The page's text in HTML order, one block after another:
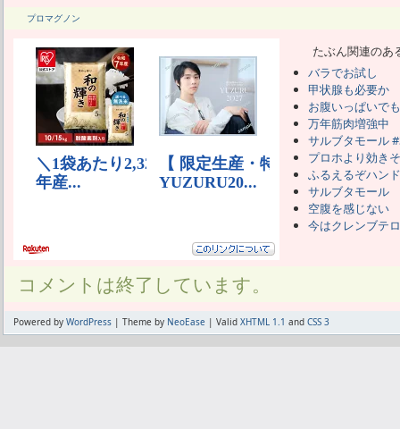
プロマグノン
たぶん関連のあ
バラでお試し
甲状腺も必要か
お腹いっぱいで
万年筋肉増強中
サルブタモール
プロホより効き
ふるえるぞハン
サルブタモール
空腹を感じない
今はクレンブテ
コメントは終了しています。
Powered by WordPress | Theme by NeoEase | Valid XHTML 1.1 and CSS 3